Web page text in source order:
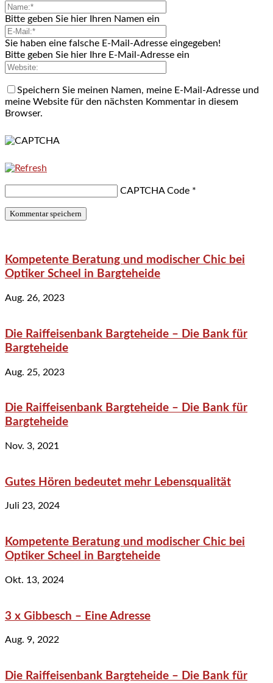
Bitte geben Sie hier Ihren Namen ein
Sie haben eine falsche E-Mail-Adresse eingegeben!
Bitte geben Sie hier Ihre E-Mail-Adresse ein
Speichern Sie meinen Namen, meine E-Mail-Adresse und
meine Website für den nächsten Kommentar in diesem
Browser.
CAPTCHA Code *
Kompetente Beratung und modischer Chic bei
Optiker Scheel in Bargteheide
Aug. 26, 2023
Die Raiffeisenbank Bargteheide – Die Bank für
Bargteheide
Aug. 25, 2023
Die Raiffeisenbank Bargteheide – Die Bank für
Bargteheide
Nov. 3, 2021
Gutes Hören bedeutet mehr Lebensqualität
Juli 23, 2024
Kompetente Beratung und modischer Chic bei
Optiker Scheel in Bargteheide
Okt. 13, 2024
3 x Gibbesch – Eine Adresse
Aug. 9, 2022
Die Raiffeisenbank Bargteheide – Die Bank für